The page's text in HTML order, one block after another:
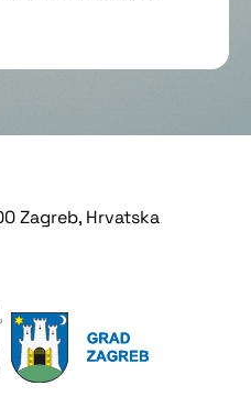
Zagreb, Hrvatska